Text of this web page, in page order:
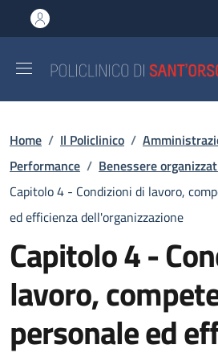
al contenuto principale
to footer content
Briciole di pane
Home / Il Policlinico /
Performance / Benessere
Capitolo 4 - Condizioni di lavoro,
ed efficienza dell'organizzazione
Capitolo 4 -
lavoro,
personale ed